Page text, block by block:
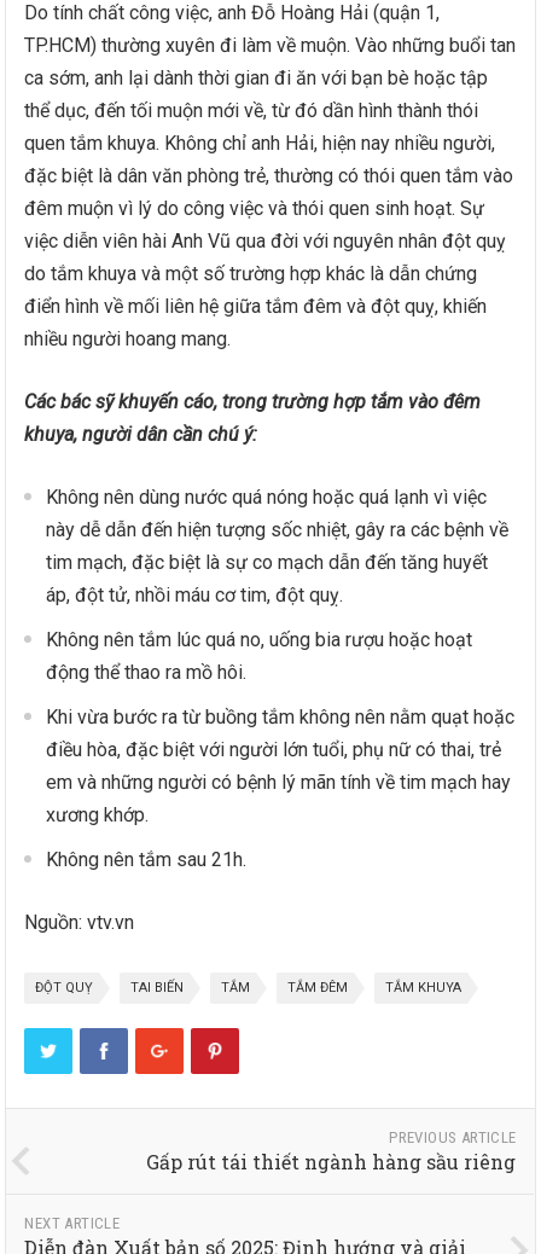
Do tính chất công việc, anh Đỗ Hoàng Hải (quận 1,
TP.HCM) thường xuyên đi làm về muộn. Vào những buổi tan
ca sớm, anh lại dành thời gian đi ăn với bạn bè hoặc tập
thể dục, đến tối muộn mới về, từ đó dần hình thành thói
quen tắm khuya. Không chỉ anh Hải, hiện nay nhiều người,
đặc biệt là dân văn phòng trẻ, thường có thói quen tắm vào
đêm muộn vì lý do công việc và thói quen sinh hoạt. Sự
việc diễn viên hài Anh Vũ qua đời với nguyên nhân đột quỵ
do tắm khuya và một số trường hợp khác là dẫn chứng
điển hình về mối liên hệ giữa tắm đêm và đột quỵ, khiến
nhiều người hoang mang.
Các bác sỹ khuyến cáo, trong trường hợp tắm vào đêm
khuya, người dân cần chú ý:
Không nên dùng nước quá nóng hoặc quá lạnh vì việc
này dễ dẫn đến hiện tượng sốc nhiệt, gây ra các bệnh về
tim mạch, đặc biệt là sự co mạch dẫn đến tăng huyết
áp, đột tử, nhồi máu cơ tim, đột quỵ.
Không nên tắm lúc quá no, uống bia rượu hoặc hoạt
động thể thao ra mồ hôi.
Khi vừa bước ra từ buồng tắm không nên nằm quạt hoặc
điều hòa, đặc biệt với người lớn tuổi, phụ nữ có thai, trẻ
em và những người có bệnh lý mãn tính về tim mạch hay
xương khớp.
Không nên tắm sau 21h.
Nguồn: vtv.vn
ĐỘT QUỴ TAI BIẾN TẮM TẮM ĐÊM TẮM KHUYA
PREVIOUS ARTICLE
Gấp rút tái thiết ngành hàng sầu riêng
NEXT ARTICLE
Diễn đàn Xuất bản số 2025: Định hướng và giải